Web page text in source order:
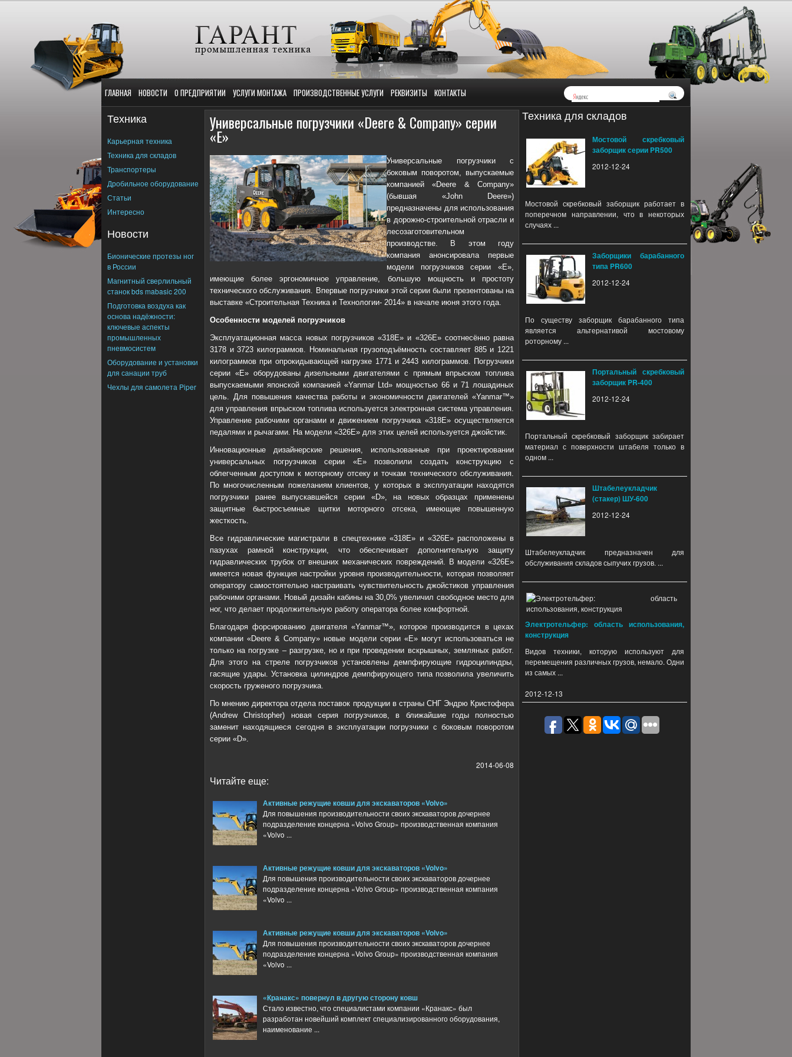
ГЛАВНАЯ НОВОСТИ О ПРЕДПРИЯТИИ УСЛУГИ МОНТАЖА ПРОИЗВОДСТВЕННЫЕ УСЛУГИ РЕКВИЗИТЫ КОНТАКТЫ
Техника
Карьерная техника
Техника для складов
Транспортеры
Дробильное оборудование
Статьи
Интересно
Новости
Бионические протезы ног
в России
Магнитный сверлильный
станок bds mabasic 200
Подготовка воздуха как
основа надёжности:
ключевые аспекты
промышленных
пневмосистем
Оборудование и установки
для санации труб
Чехлы для самолета Piper
Универсальные погрузчики «Deere & Company» серии
«Е»
Универсальные погрузчики с
боковым поворотом, выпускаемые
компанией «Deere & Company»
(бывшая «John Deere»)
предназначены для использования
в дорожно-строительной отрасли и
лесозаготовительном
производстве. В этом году
компания анонсировала первые
модели погрузчиков серии «Е»,
имеющие более эргономичное управление, большую мощность и простоту
технического обслуживания. Впервые погрузчики этой серии были презентованы на
выставке «Строительная Техника и Технологии- 2014» в начале июня этого года.
Особенности моделей погрузчиков
Эксплуатационная масса новых погрузчиков «318Е» и «326Е» соотнесённо равна
3178 и 3723 килограммов. Номинальная грузоподъёмность составляет 885 и 1221
килограммов при опрокидывающей нагрузке 1771 и 2443 килограммов. Погрузчики
серии «Е» оборудованы дизельными двигателями с прямым впрыском топлива
выпускаемыми японской компанией «Yanmar Ltd» мощностью 66 и 71 лошадиных
цель. Для повышения качества работы и экономичности двигателей «Yanmar™»
для управления впрыском топлива используется электронная система управления.
Управление рабочими органами и движением погрузчика «318Е» осуществляется
педалями и рычагами. На модели «326Е» для этих целей используется джойстик.
Инновационные дизайнерские решения, использованные при проектировании
универсальных погрузчиков серии «Е» позволили создать конструкцию с
облегченным доступом к моторному отсеку и точкам технического обслуживания.
По многочисленным пожеланиям клиентов, у которых в эксплуатации находятся
погрузчики ранее выпускавшейся серии «D», на новых образцах применены
защитные быстросъемные щитки моторного отсека, имеющие повышенную
жесткость.
Все гидравлические магистрали в спецтехнике «318Е» и «326Е» расположены в
пазухах рамной конструкции, что обеспечивает дополнительную защиту
гидравлических трубок от внешних механических повреждений. В модели «326E»
имеется новая функция настройки уровня производительности, которая позволяет
оператору самостоятельно настраивать чувствительность джойстиков управления
рабочими органами. Новый дизайн кабины на 30,0% увеличил свободное место для
ног, что делает продолжительную работу оператора более комфортной.
Благодаря форсированию двигателя «Yanmar™», которое производится в цехах
компании «Deere & Company» новые модели серии «Е» могут использоваться не
только на погрузке – разгрузке, но и при проведении вскрышных, земляных работ.
Для этого на стреле погрузчиков установлены демпфирующие гидроцилиндры,
гасящие удары. Установка цилиндров демпфирующего типа позволила увеличить
скорость груженого погрузчика.
По мнению директора отдела поставок продукции в страны СНГ Эндрю Кристофера
(Andrew Christopher) новая серия погрузчиков, в ближайшие годы полностью
заменит находящиеся сегодня в эксплуатации погрузчики с боковым поворотом
серии «D».
2014-06-08
Читайте еще:
Активные режущие ковши для экскаваторов «Volvo»
Для повышения производительности своих экскаваторов дочернее
подразделение концерна «Volvo Group» производственная компания
«Volvo ...
Активные режущие ковши для экскаваторов «Volvo»
Для повышения производительности своих экскаваторов дочернее
подразделение концерна «Volvo Group» производственная компания
«Volvo ...
Активные режущие ковши для экскаваторов «Volvo»
Для повышения производительности своих экскаваторов дочернее
подразделение концерна «Volvo Group» производственная компания
«Volvo ...
«Кранакс» повернул в другую сторону ковш
Стало известно, что специалистами компании «Кранакс» был
разработан новейший комплект специализированного оборудования,
наименование ...
Техника для складов
Мостовой скребковый
заборщик серии PR500
Мостовой скребковый заборщик работает в
поперечном направлении, что в некоторых
случаях ...
2012-12-24
Заборщики барабанного
типа PR600
По существу заборщик барабанного типа
является альтернативой мостовому
роторному ...
2012-12-24
Портальный скребковый
заборщик PR-400
Портальный скребковый заборщик забирает
материал с поверхности штабеля только в
одном ...
2012-12-24
Штабелеукладчик
(стакер) ШУ-600
Штабелеукладчик предназначен для
обслуживания складов сыпучих грузов. ...
2012-12-24
Электротельфер: область использования,
конструкция
Видов техники, которую используют для
перемещения различных грузов, немало. Одни
из самых ...
2012-12-13